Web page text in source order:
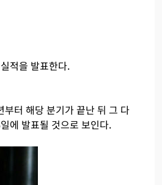
적을 발표한다.
터 해당 분기가 끝난 뒤 그 다
에 발표될 것으로 보인다.